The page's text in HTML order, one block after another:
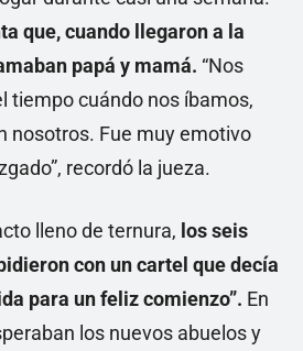
que, cuando llegaron a la
papá y mamá. “Nos
tiempo cuándo nos íbamos,
nosotros. Fue muy emotivo
recordó la jueza.
lleno de ternura, los seis
con un cartel que decía
para un feliz comienzo”. En
los nuevos abuelos y